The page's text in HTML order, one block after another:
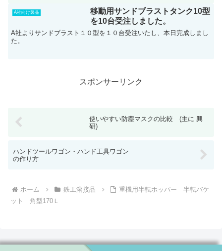
A社向け製品
移動用サンドブラストタンク10型
を10台受注しました。
A社よりサンドブラスト１０型を１０台受注いたし、本日完成しまし
た。
スポンサーリンク
使いやすい防塵マスクの比較 (主に 興
研)
ハンドツールワゴン・ハンド工具ワゴン
の作り方
ホーム 鉄工溶接品
重機用半転ホッパー 半転バケ
ット 角型170Ｌ